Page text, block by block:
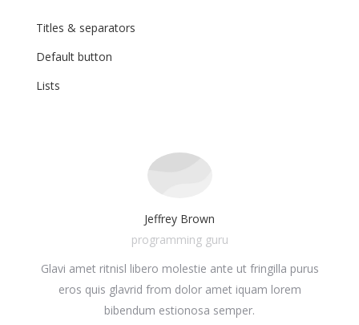
Titles & separators
Default button
Lists
Jeffrey Brown
programming guru
Glavi amet ritnisl libero molestie ante ut fringilla purus
eros quis glavrid from dolor amet iquam lorem
bibendum estionosa semper.